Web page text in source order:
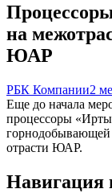
на
ЮАР
РБК Компании2
Еще до начала
процессоры
отрасти ЮАР.
Навигация